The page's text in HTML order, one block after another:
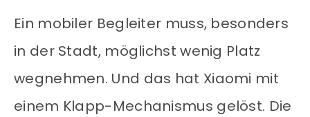
Ein mobiler Begleiter muss, besonders
in der Stadt, möglichst wenig Platz
wegnehmen. Und das hat Xiaomi mit
einem Klapp-Mechanismus gelöst. Die